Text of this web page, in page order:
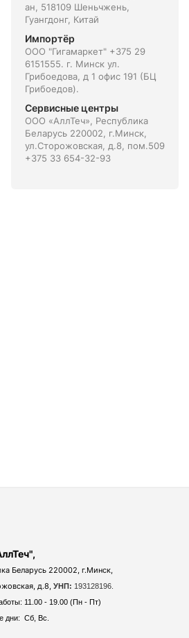
ан, 518109 Шеньчжень,
Гуангдонг, Китай
Импортёр
ООО "Гигамаркет" +375 29
6151555. г. Минск ул.
Грибоедова, д 1 офис 191 (БЦ
Грибоедов).
Сервисные центры
ООО «АллТеч», Республика
Беларусь 220002, г.Минск,
ул.Сторожовская, д.8, пом.509
+375 33 654-32-93
Беларусь 220002, г.Минск,
д.8, УНП: 193128196.
11.00 - 19.00 (Пн - Пт)
дни: Сб, Вс.